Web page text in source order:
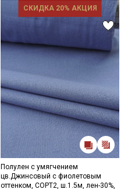
СКИДКА 20% АКЦИЯ
Полулен с умягчением
цв.Джинсовый с фиолетовым
оттенком, СОРТ2, ш.1.5м, лен-30%,